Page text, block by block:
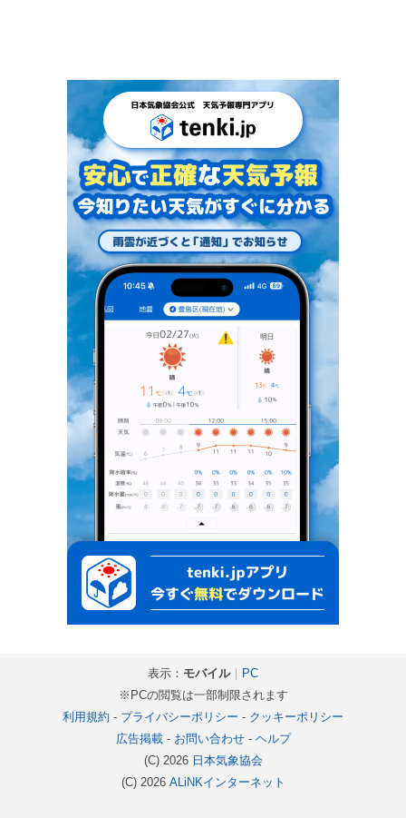
表示： モバイル｜ PC
※PCの閲覧は一部制限されます
利用規約 - プライバシーポリシー - クッキーポリシー
広告掲載- お問い合わせ- ヘルプ
(C) 2026 日本気象協会
(C) 2026 ALiNKインターネット